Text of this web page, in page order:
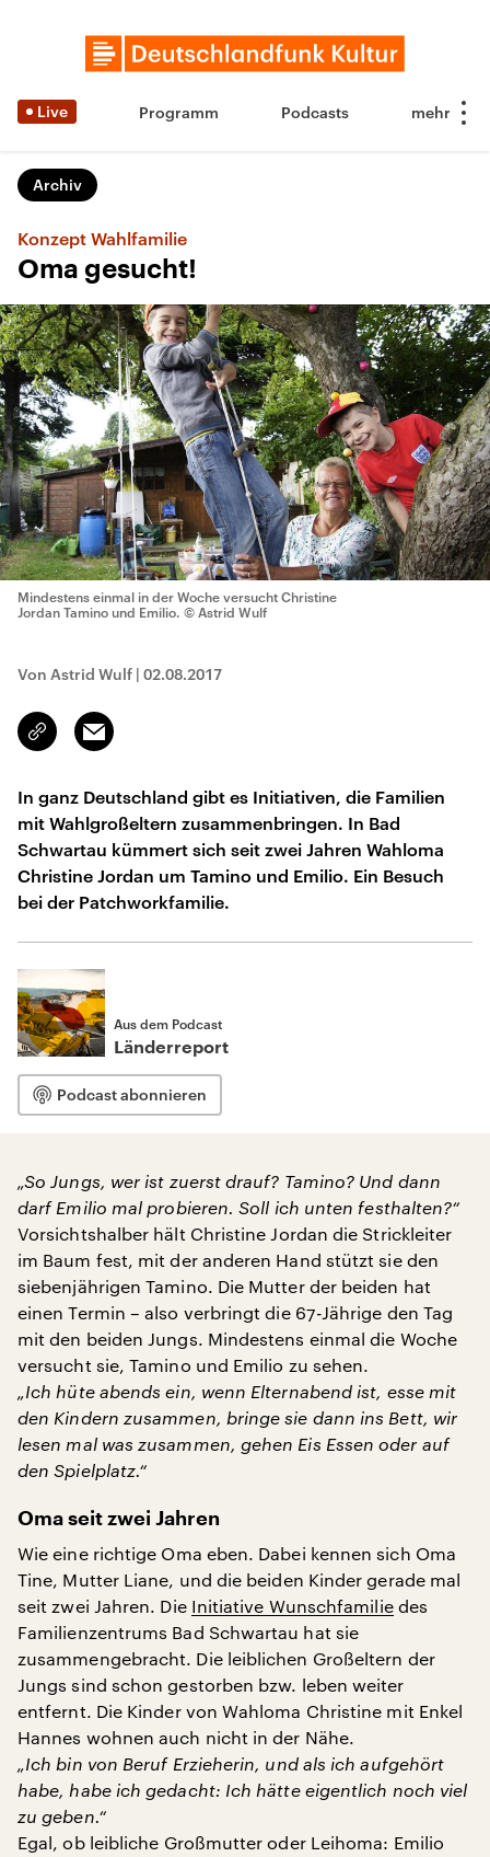
Live Programm Podcasts
Archiv
Konzept Wahlfamilie
Oma gesucht!
Mindestens einmal in der Woche versucht Christine
Jordan Tamino und Emilio. © Astrid Wulf
Von Astrid Wulf | 02.08.2017
Link
kopieren/teilen
Email
In ganz Deutschland gibt es Initiativen, die Familien
mit Wahlgroßeltern zusammenbringen. In Bad
Schwartau kümmert sich seit zwei Jahren Wahloma
Christine Jordan um Tamino und Emilio. Ein Besuch
bei der Patchworkfamilie.
Aus dem Podcast
Länderreport
Podcast abonnieren
„So Jungs, wer ist zuerst drauf? Tamino? Und dann
darf Emilio mal probieren. Soll ich unten festhalten?“
Vorsichtshalber hält Christine Jordan die Strickleiter
im Baum fest, mit der anderen Hand stützt sie den
siebenjährigen Tamino. Die Mutter der beiden hat
einen Termin – also verbringt die 67-Jährige den Tag
mit den beiden Jungs. Mindestens einmal die Woche
versucht sie, Tamino und Emilio zu sehen.
„Ich hüte abends ein, wenn Elternabend ist, esse mit
den Kindern zusammen, bringe sie dann ins Bett, wir
lesen mal was zusammen, gehen Eis Essen oder auf
den Spielplatz.“
Oma seit zwei Jahren
Wie eine richtige Oma eben. Dabei kennen sich Oma
Tine, Mutter Liane, und die beiden Kinder gerade mal
seit zwei Jahren. Die Initiative Wunschfamiliedes
Familienzentrums Bad Schwartau hat sie
zusammengebracht. Die leiblichen Großeltern der
Jungs sind schon gestorben bzw. leben weiter
entfernt. Die Kinder von Wahloma Christine mit Enkel
Hannes wohnen auch nicht in der Nähe.
„Ich bin von Beruf Erzieherin, und als ich aufgehört
habe, habe ich gedacht: Ich hätte eigentlich noch viel
zu geben.“
Egal, ob leibliche Großmutter oder Leihoma: Emilio